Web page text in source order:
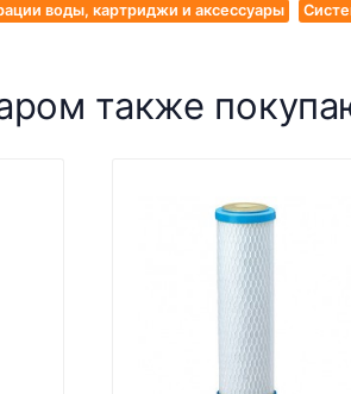
воды, картриджи и аксессуары
также